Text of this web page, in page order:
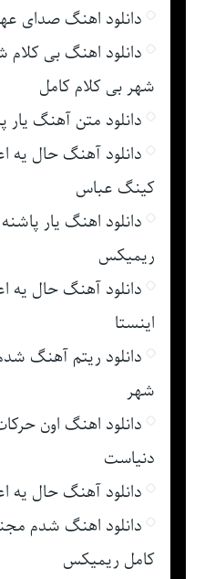
دانلود اهنگ صدای
دانلود اهنگ بی
شهر بی کلام کامل
دانلود متن آهنگ یار
دانلود آهنگ حال
کینگ عباس
دانلود اهنگ یار
ریمیکس
دانلود آهنگ حال یه
اینستا
دانلود ریتم آهنگ
شهر
دانلود اهنگ اون
دنیاست
دانلود آهنگ حال یه
دانلود اهنگ شدم
کامل ریمیکس